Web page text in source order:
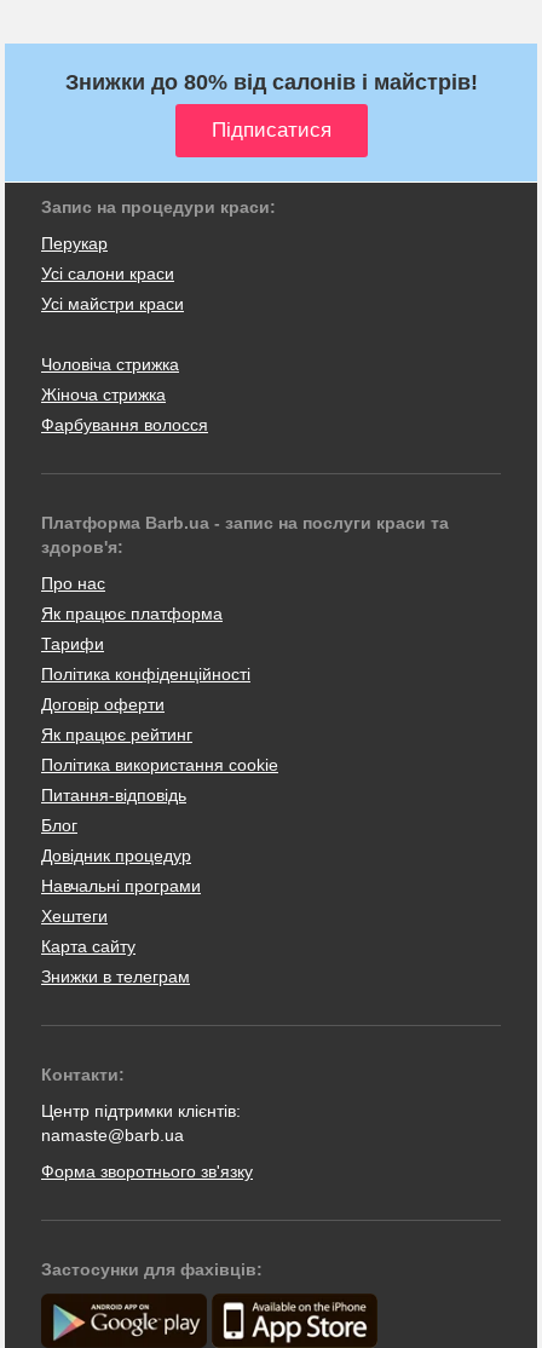
Знижки до 80% від салонів і майстрів!
Запис на процедури краси:
Перукар
Усі салони краси
Усі майстри краси
Чоловіча стрижка
Жіноча стрижка
Фарбування волосся
Платформа Barb.ua - запис на послуги краси та
здоров'я:
Про нас
Як працює платформа
Тарифи
Політика конфіденційності
Договір оферти
Як працює рейтинг
Політика використання cookie
Питання-відповідь
Блог
Довідник процедур
Навчальні програми
Хештеги
Карта сайту
Знижки в телеграм
Контакти:
Центр підтримки клієнтів:
namaste@barb.ua
Форма зворотнього зв'язку
Застосунки для фахівців: